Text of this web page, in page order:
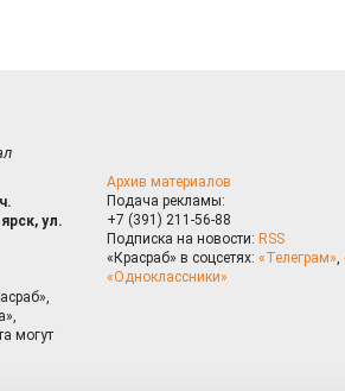
ул.
могут
Архив материалов
Подача рекламы:
+7 (391) 211-56-88
Подписка на новости: RSS
«Красраб» в соцсетях: «Телеграм»,
«Одноклассники»
даете согласие на использование